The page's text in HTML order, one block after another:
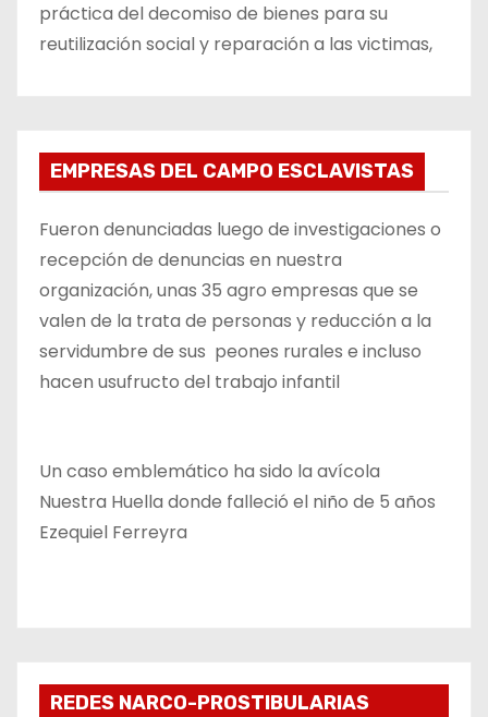
práctica del decomiso de bienes para su
reutilización social y reparación a las victimas,
EMPRESAS DEL CAMPO ESCLAVISTAS
Fueron denunciadas luego de investigaciones o
recepción de denuncias en nuestra
organización, unas 35 agro empresas que se
valen de la trata de personas y reducción a la
servidumbre de sus peones rurales e incluso
hacen usufructo del trabajo infantil
Un caso emblemático ha sido la avícola
Nuestra Huella donde falleció el niño de 5 años
Ezequiel Ferreyra
REDES NARCO-PROSTIBULARIAS